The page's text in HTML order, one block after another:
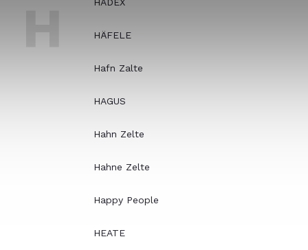
H HÄFELE
Hafn Zalte
HAGUS
Hahn Zelte
Hahne Zelte
Happy People
HEATE